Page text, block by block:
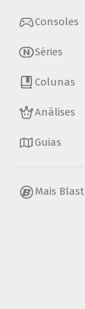
Consoles
Séries
Colunas
Análises
Guias
Mais Blast